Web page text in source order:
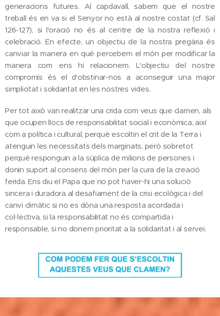
generacions futures. Al capdavall, sabem que el nostre
treball és en va si el Senyor no està al nostre costat (cf. Sal
126-127), si l'oració no és al centre de la nostra reflexió i
celebració. En efecte, un objectiu de la nostra pregària és
canviar la manera en què percebem el món per modificar la
manera com ens hi relacionem. L'objectiu del nostre
compromís és el d'obstinar-nos a aconseguir una major
simplicitat i solidaritat en les nostres vides.
Per tot això van realitzar una crida com veus que clamen, als
que ocupen llocs de responsabilitat social i econòmica, així
com a política i cultural, perquè escoltin el crit de la Terra i
atenguin les necessitats dels marginats, però sobretot
perquè responguin a la súplica de milions de persones i
donin suport al consens del món per la cura de la creació
ferida. Ens diu el Papa que no pot haver-hi una solució
sincera i duradora al desafiament de la crisi ecològica i del
canvi climàtic si no es dóna una resposta acordada i
col·lectiva, si la responsabilitat no és compartida i
responsable, si no donem prioritat a la solidaritat i al servei.